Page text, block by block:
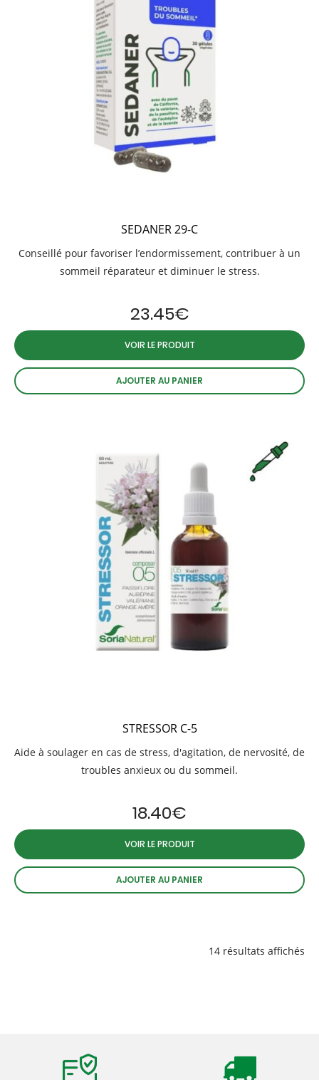
SEDANER 29-C
Conseillé pour favoriser l’endormissement, contribuer à un
sommeil réparateur et diminuer le stress.
23.45€
VOIR LE PRODUIT
AJOUTER AU PANIER
STRESSOR C-5
Aide à soulager en cas de stress, d'agitation, de nervosité, de
troubles anxieux ou du sommeil.
18.40€
VOIR LE PRODUIT
AJOUTER AU PANIER
14 résultats affichés